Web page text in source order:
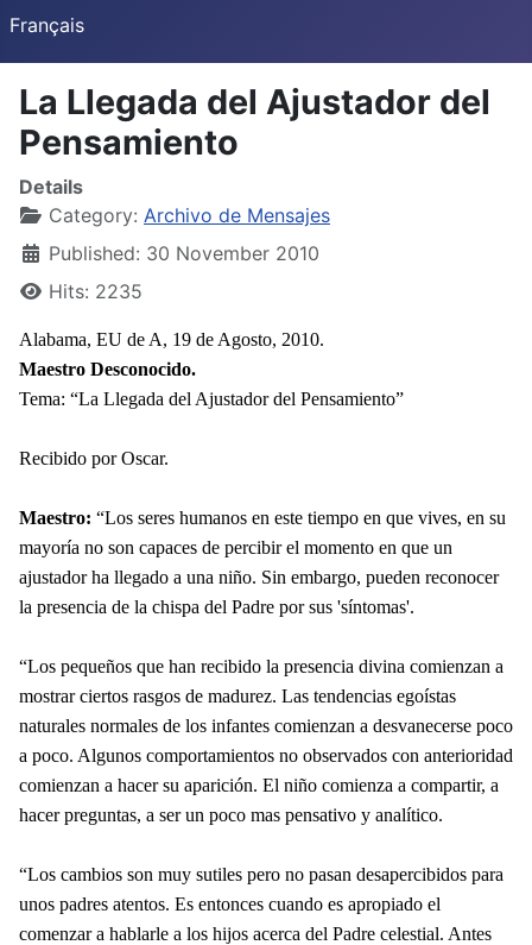
Français
La Llegada del Ajustador del
Pensamiento
Details
Category: Archivo de Mensajes
Published: 30 November 2010
Hits: 2235
Alabama, EU de A, 19 de Agosto, 2010.
Maestro Desconocido.
Tema: “La Llegada del Ajustador del Pensamiento”
Recibido por Oscar.
Maestro: “Los seres humanos en este tiempo en que vives, en su
mayoría no son capaces de percibir el momento en que un
ajustador ha llegado a una niño. Sin embargo, pueden reconocer
la presencia de la chispa del Padre por sus 'síntomas'.
“Los pequeños que han recibido la presencia divina comienzan a
mostrar ciertos rasgos de madurez. Las tendencias egoístas
naturales normales de los infantes comienzan a desvanecerse poco
a poco. Algunos comportamientos no observados con anterioridad
comienzan a hacer su aparición. El niño comienza a compartir, a
hacer preguntas, a ser un poco mas pensativo y analítico.
“Los cambios son muy sutiles pero no pasan desapercibidos para
unos padres atentos. Es entonces cuando es apropiado el
comenzar a hablarle a los hijos acerca del Padre celestial. Antes